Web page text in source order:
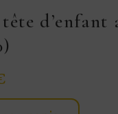
d’enfant